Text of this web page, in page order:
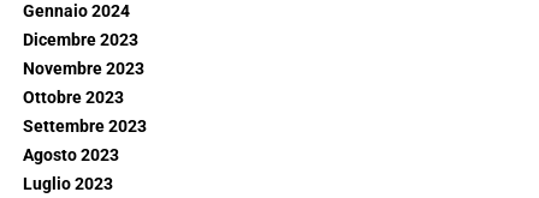
Gennaio 2024
Dicembre 2023
Novembre 2023
Ottobre 2023
Settembre 2023
Agosto 2023
Luglio 2023